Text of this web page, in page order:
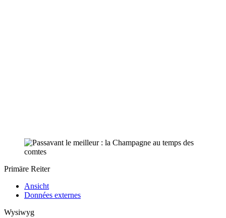
Primäre Reiter
Ansicht
Données externes
Wysiwyg